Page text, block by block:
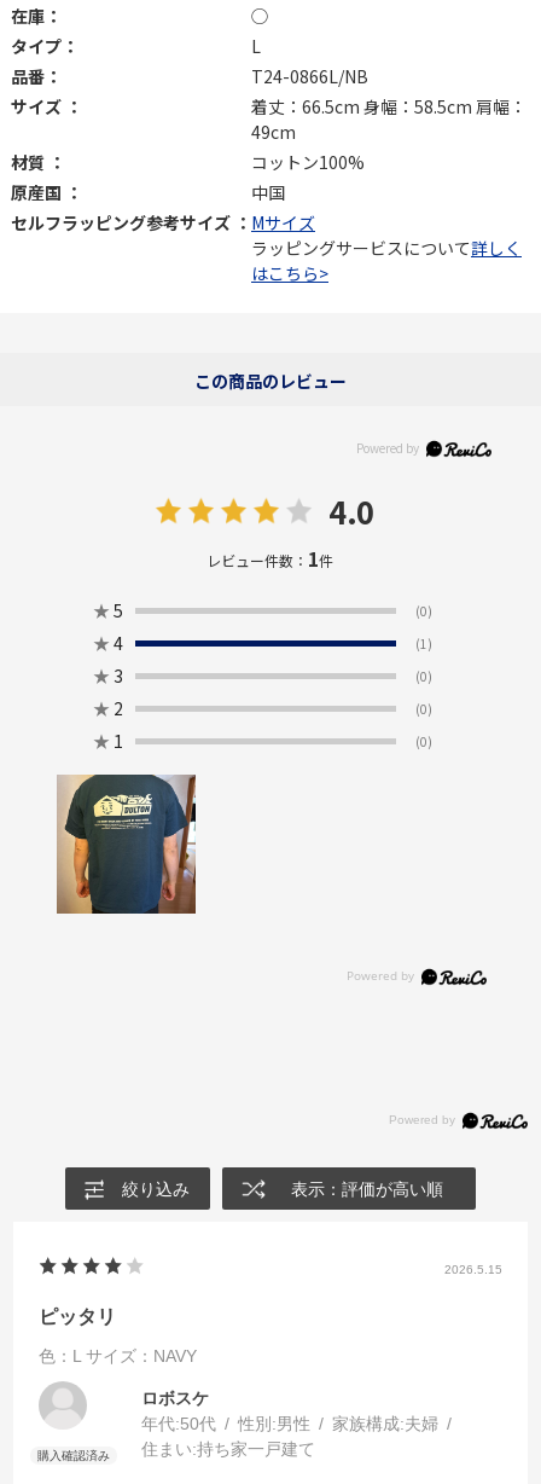
在庫：
◯
タイプ：
L
品番：
T24-0866L/NB
サイズ ：
着丈：66.5cm 身幅：58.5cm 肩幅：
49cm
材質 ：
コットン100%
原産国 ：
中国
セルフラッピング参考サイズ ： Mサイズ
ラッピングサービスについて詳しく
はこちら>
この商品のレビュー
4.0
レビュー件数： 1件
★ 5 (0)
★ 4 (1)
★ 3 (0)
★ 2 (0)
★ 1 (0)
絞り込み 表示：評価が高い順
2026.5.15
ピッタリ
色：L サイズ：NAVY
ロボスケ
年代:50代 性別:男性 家族構成:夫婦
住まい:持ち家一戸建て